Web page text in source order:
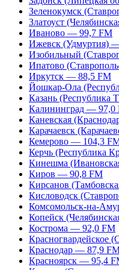
Зеленокумск
Златоуст
Иваново — 99,7 FM
Ижевск (Удмуртия)
Изобильный
Ипатово
Иркутск — 88,5 FM
Йошкар-Ола
Казань (Республика
Калининград — 97,0
Каневская
Карачаевск
Кемерово — 104,3
Керчь (Республика
Кинешма
Киров — 90,8 FM
Кирсанов
Кисловодск
Комсомольск-на-
Копейск
Кострома — 92,0 FM
Красногвардейское
Краснодар — 87,9
Красноярск — 95,4